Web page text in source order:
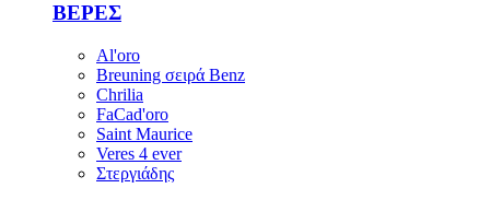
ΒΕΡΕΣ
Al'oro
Breuning σειρά Benz
Chrilia
FaCad'oro
Saint Maurice
Veres 4 ever
Στεργιάδης